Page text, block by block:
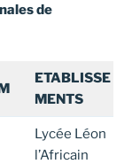
de
ETABLISSE
MENTS
Lycée Léon
l’Africain